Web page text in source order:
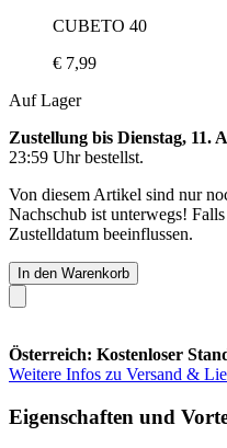
CUBETO 40
€ 7,99
Auf Lager
Zustellung bis Dienstag, 11.
23:59 Uhrbestellst.
Von diesem Artikel sind nur
Nachschub ist unterwegs!
Zustelldatum beeinflussen.
In den Warenkorb
Österreich: Kostenloser
Weitere Infos zu Versand &
Eigenschaften und